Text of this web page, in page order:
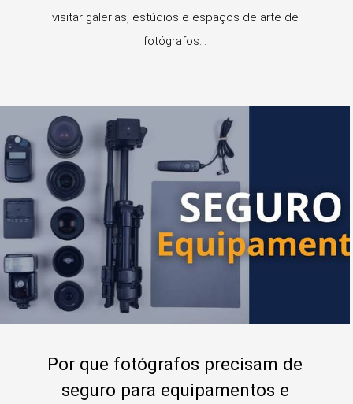
visitar galerias, estúdios e espaços de arte de
fotógrafos...
Por que fotógrafos precisam de
seguro para equipamentos e